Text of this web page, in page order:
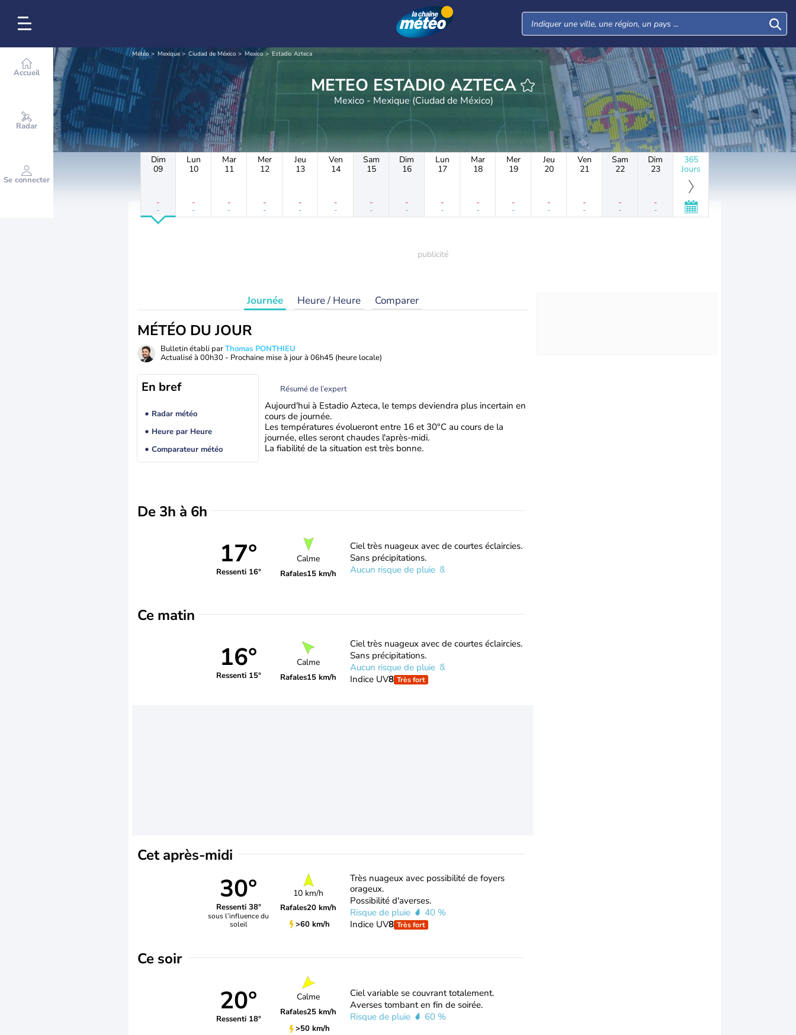
Accueil
Radar
Se connecter
Météo Mexique Ciudad de México Mexico Estadio Azteca
METEO ESTADIO AZTECA
Mexico - Mexique (Ciudad de México)
Dim
09
-
-
Lun
10
-
-
Mar
11
-
-
Mer
12
-
-
Jeu
13
-
-
Ven
14
-
-
Sam
15
-
-
Dim
16
-
-
Lun
17
-
-
Mar
18
-
-
Mer
19
-
-
Jeu
20
-
-
Ven
21
-
-
Sam
22
-
-
Dim
23
-
-
365
Jours
Journée Heure / Heure Comparer
MÉTÉO DU JOUR
Bulletin établi parThomas PONTHIEU
Actualisé à 00h30 - Prochaine mise à jour à 06h45 (heure locale)
En bref
Radar météo
Heure par Heure
Comparateur météo
Résumé de l’expert
Aujourd'hui à Estadio Azteca, le temps deviendra plus incertain en
cours de journée.
Les températures évolueront entre 16 et 30°C au cours de la
journée, elles seront chaudes l'après-midi.
La fiabilité de la situation est très bonne.
De 3h à 6h
17°
Ressenti 16°
Calme
Rafales15 km/h
Ciel très nuageux avec de courtes éclaircies.
Sans précipitations.
Aucun risque de pluie
Ce matin
16°
Ressenti 15°
Calme
Rafales15 km/h
Ciel très nuageux avec de courtes éclaircies.
Sans précipitations.
Aucun risque de pluie
Indice UV8 Très fort
Cet après-midi
30°
Ressenti 38°
sous l’influence du
soleil
10 km/h
Rafales20 km/h
>60 km/h
Très nuageux avec possibilité de foyers
orageux.
Possibilité d'averses.
Risque de pluie
40 %
Indice UV8 Très fort
Ce soir
20°
Ressenti 18°
Calme
Rafales25 km/h
>50 km/h
Ciel variable se couvrant totalement.
Averses tombant en fin de soirée.
Risque de pluie
60 %